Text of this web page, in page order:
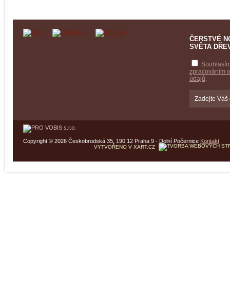
ČERSTVÉ
SVĚTA
zpracováním
údajů
Copyright © 2026 Českobrodská 35, 190 12 Praha 9 - Dolní Počernice Kontakt
VYTVOŘENO V XART.CZ